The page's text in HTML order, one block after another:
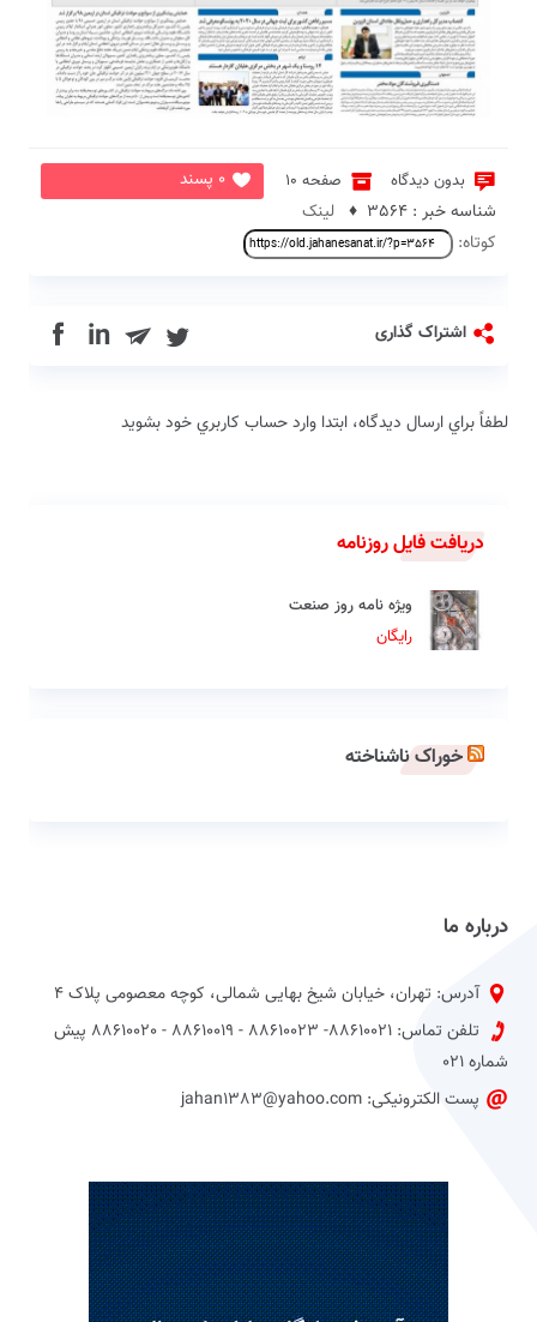
بدون دیدگاه صفحه 10
0 پسند
شناسه خبر : 3564 ♦
لینک
کوتاه:
اشتراک گذاری in
لطفاً براي ارسال دیدگاه، ابتدا وارد حساب كاربري خود بشويد
دریافت فایل روزنامه
ویژه نامه روز صنعت
رایگان
خوراک ناشناخته
درباره ما
آدرس: تهران، خیابان شیخ بهایی شمالی، کوچه معصومی پلاک 4
تلفن تماس: 88610021- 88610023 - 88610019 - 88610020 پیش
شماره 021
پست الکترونیکی: jahan1383@yahoo.com